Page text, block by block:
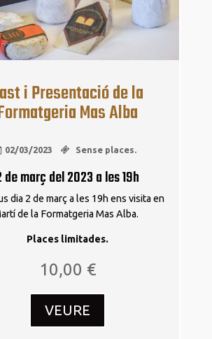
i Presentació de la
Mas Alba
02/03/2023 Sense places.
de març del 2023 a les 19h
dia 2 de març a les 19h ens visita en
de la Formatgeria Mas Alba.
Places limitades.
10,00 €
VEURE